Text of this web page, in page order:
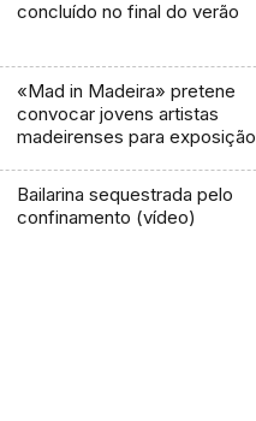
concluído no final do verão
«Mad in Madeira» pretene
convocar jovens artistas
madeirenses para exposição
Bailarina sequestrada pelo
confinamento (vídeo)